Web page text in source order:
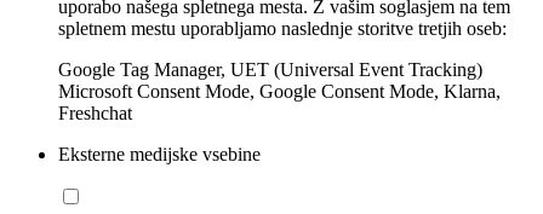
uporabo našega spletnega mesta. Z vašim soglasjem na tem
spletnem mestu uporabljamo naslednje storitve tretjih oseb:
Google Tag Manager, UET (Universal Event Tracking)
Microsoft Consent Mode, Google Consent Mode, Klarna,
Freshchat
Eksterne medijske vsebine